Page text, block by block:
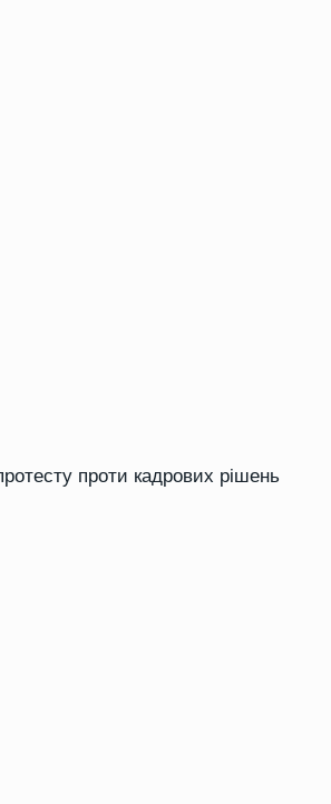
проти кадрових рішень